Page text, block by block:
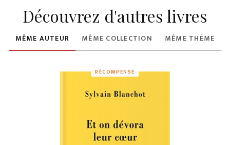
Découvrez d'autres livres
MÊME AUTEUR MÊME COLLECTION MÊME THÈME
RÉCOMPENSÉ